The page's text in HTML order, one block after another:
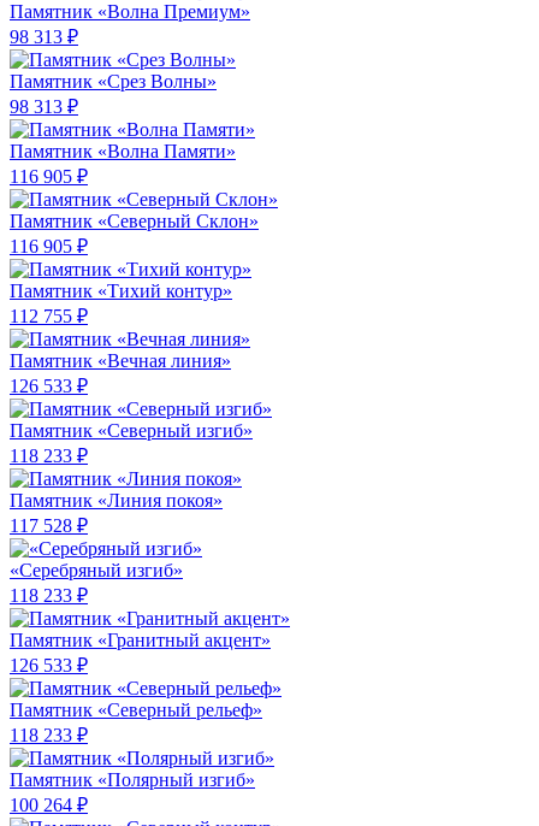
Памятник «Волна Премиум»
98 313 ₽
Памятник «Срез Волны»
98 313 ₽
Памятник «Волна Памяти»
116 905 ₽
Памятник «Северный Склон»
116 905 ₽
Памятник «Тихий контур»
112 755 ₽
Памятник «Вечная линия»
126 533 ₽
Памятник «Северный изгиб»
118 233 ₽
Памятник «Линия покоя»
117 528 ₽
«Серебряный изгиб»
118 233 ₽
Памятник «Гранитный акцент»
126 533 ₽
Памятник «Северный рельеф»
118 233 ₽
Памятник «Полярный изгиб»
100 264 ₽